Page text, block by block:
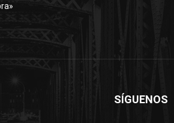
SÍGUENOS